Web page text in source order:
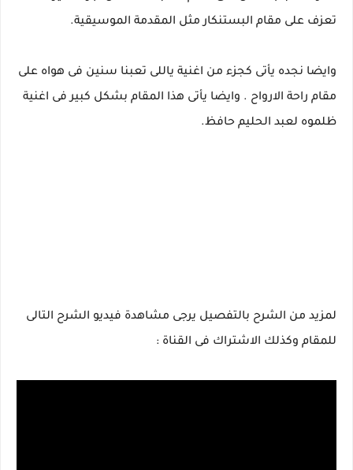
تعزف على مقام البستنكار مثل المقدمة الموسيقية.
وايضا نجده يأتى كجزء من اغنية ياللى تعبنا سنين فى هواه على
مقام راحة الارواح . وايضا يأتى هذا المقام بشكل كبير فى اغنية
ظلموه لعبد الحليم حافظ.
لمزيد من الشرح بالتفصيل يرجى مشاهدة فيديو الشرح التالى
للمقام وكذلك الاشتراك فى القناة :